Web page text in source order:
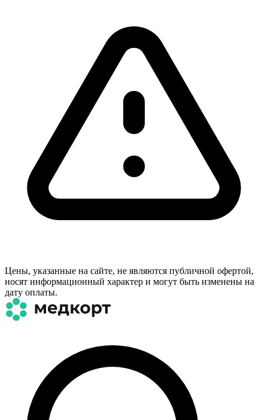
Цены, указанные на сайте, не являются публичной офертой,
носят информационный характер и могут быть изменены на
дату оплаты.